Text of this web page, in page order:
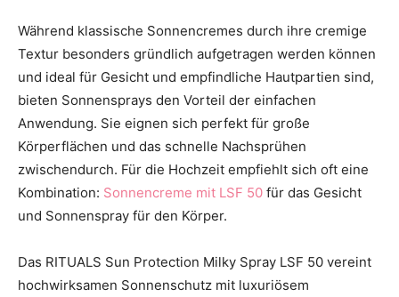
Während klassische Sonnencremes durch ihre cremige
Textur besonders gründlich aufgetragen werden können
und ideal für Gesicht und empfindliche Hautpartien sind,
bieten Sonnensprays den Vorteil der einfachen
Anwendung. Sie eignen sich perfekt für große
Körperflächen und das schnelle Nachsprühen
zwischendurch. Für die Hochzeit empfiehlt sich oft eine
Kombination: Sonnencreme mit LSF 50 für das Gesicht
und Sonnenspray für den Körper.
Das RITUALS Sun Protection Milky Spray LSF 50 vereint
hochwirksamen Sonnenschutz mit luxuriösem